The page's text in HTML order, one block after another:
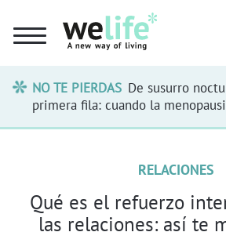
NO TE PIERDAS De susurro
primera fila: cuando la
RELACIONES
Qué es el refuerzo
las relaciones: así te